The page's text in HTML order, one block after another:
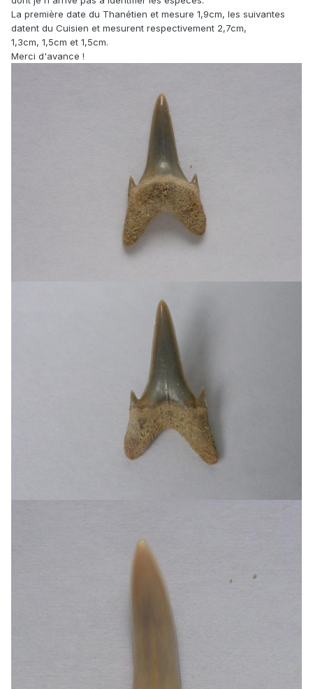
La première date du Thanétien et mesure 1,9cm, les suivantes
datent du Cuisien et mesurent respectivement 2,7cm,
1,3cm, 1,5cm et 1,5cm.
Merci d'avance !